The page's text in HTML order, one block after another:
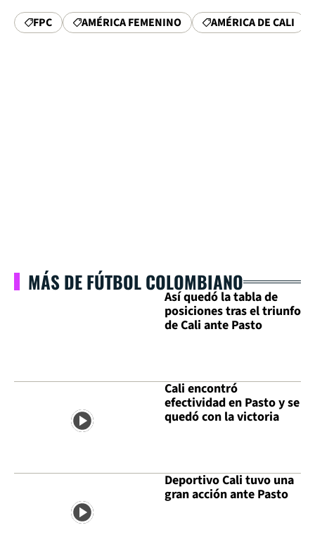
FPC AMÉRICA FEMENINO AMÉRICA DE CALI
MÁS DE FÚTBOL COLOMBIANO
Así quedó la tabla de
posiciones tras el triunfo
de Cali ante Pasto
Cali encontró
efectividad en Pasto y se
quedó con la victoria
Deportivo Cali tuvo una
gran acción ante Pasto